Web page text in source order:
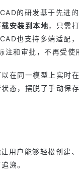
的研发基于先进
安装到本地，只需
也支持多端适配
和审批，不再受使
在同一模型上实时
态，摆脱了手动保存
让用户能够轻松创建
溯。